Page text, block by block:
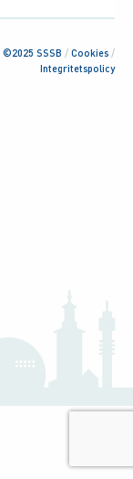
©2025 SSSB / Cookies /
Integritetspolicy